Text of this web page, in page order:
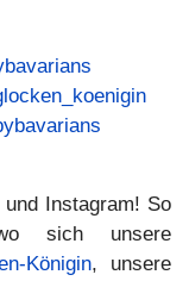
Instagram! So
sich unsere
Königin, unsere